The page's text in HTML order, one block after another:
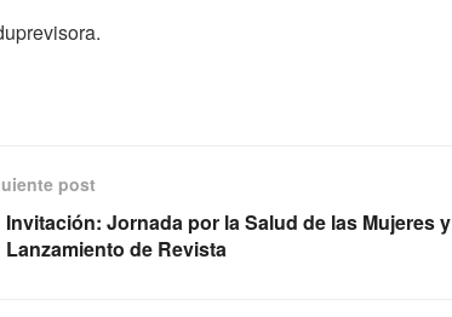
post
Invitación: Jornada por la Salud de las Mujeres y
Lanzamiento de Revista